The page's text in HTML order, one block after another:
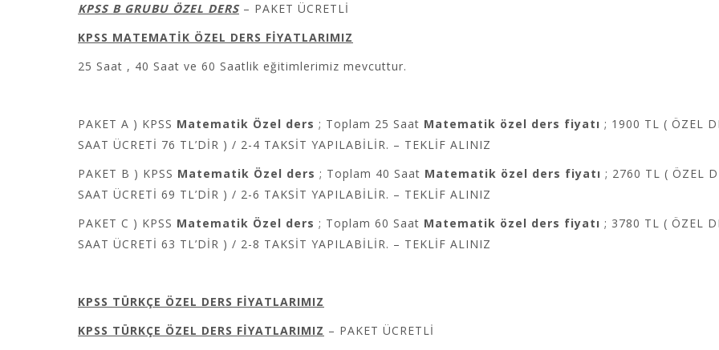
KPSS B GRUBU ÖZEL DERS– PAKET ÜCRETLİ
KPSS MATEMATİK ÖZEL DERS FİYATLARIMIZ
25 Saat , 40 Saat ve 60 Saatlik eğitimlerimiz mevcuttur.
PAKET A ) KPSS Matematik Özel ders ; Toplam 25 Saat Matematik özel ders fiyatı ; 1900 TL ( ÖZEL
SAAT ÜCRETİ 76 TL’DİR ) / 2-4 TAKSİT YAPILABİLİR. – TEKLİF ALINIZ
PAKET B ) KPSS Matematik Özel ders ; Toplam 40 Saat Matematik özel ders fiyatı ; 2760 TL ( ÖZEL
SAAT ÜCRETİ 69 TL’DİR ) / 2-6 TAKSİT YAPILABİLİR. – TEKLİF ALINIZ
PAKET C ) KPSS Matematik Özel ders ; Toplam 60 Saat Matematik özel ders fiyatı ; 3780 TL ( ÖZEL
SAAT ÜCRETİ 63 TL’DİR ) / 2-8 TAKSİT YAPILABİLİR. – TEKLİF ALINIZ
KPSS TÜRKÇE ÖZEL DERS FİYATLARIMIZ
KPSS TÜRKÇE ÖZEL DERS FİYATLARIMIZ – PAKET ÜCRETLİ